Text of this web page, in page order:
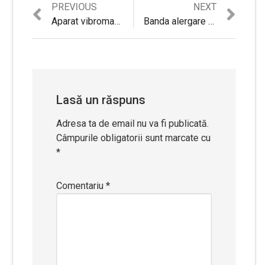
Navigare
PREVIOUS
Previous
post:
Aparat vibromasaj HMS MA1001
NEXT
post:
Banda alergare Kondition HM-3700
Lasă un răspuns
Adresa ta de email nu va fi publicată.
Câmpurile obligatorii sunt marcate cu
*
Comentariu*